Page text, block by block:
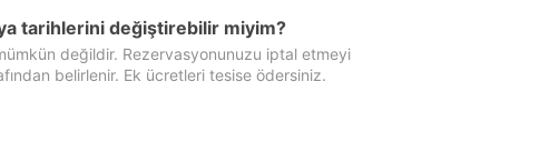
tarihlerini değiştirebilir miyim?
değildir. Rezervasyonunuzu iptal etmeyi
belirlenir. Ek ücretleri tesise ödersiniz.